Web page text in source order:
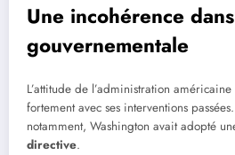
Une incohérence
gouvernementale
L’attitude de l’administration
fortement avec ses interventions
notamment, Washington avait adopté
directive.